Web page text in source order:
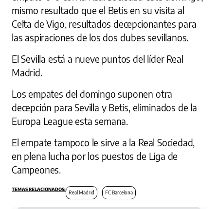
mismo resultado que el Betis en su visita al
Celta de Vigo, resultados decepcionantes para
las aspiraciones de los dos clubes sevillanos.
El Sevilla está a nueve puntos del líder Real
Madrid.
Los empates del domingo suponen otra
decepción para Sevilla y Betis, eliminados de la
Europa League esta semana.
El empate tampoco le sirve a la Real Sociedad,
en plena lucha por los puestos de Liga de
Campeones.
Real Madrid FC Barcelona